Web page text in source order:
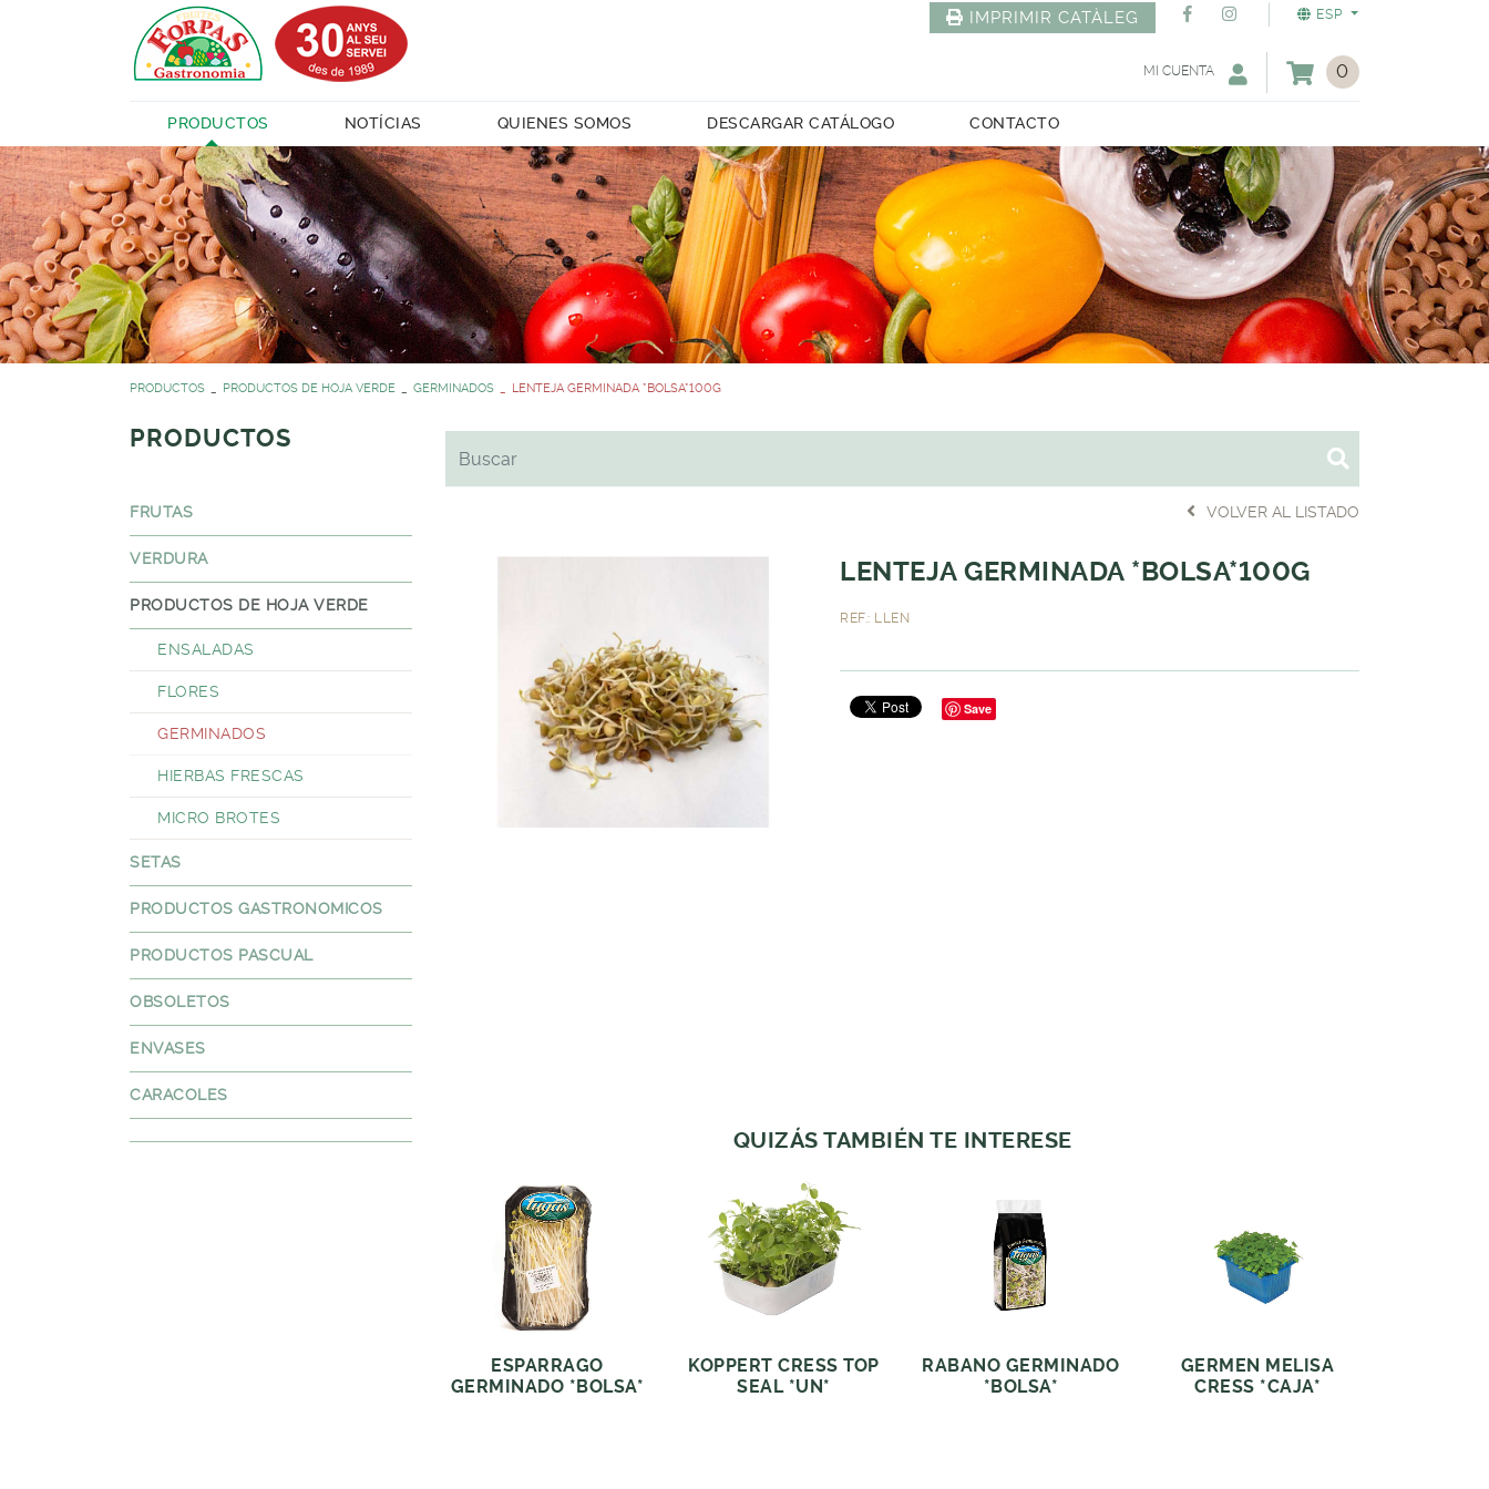
ESP
IMPRIMIR CATÀLEG
0
MI CUENTA
PRODUCTOS NOTÍCIAS QUIENES SOMOS DESCARGAR CATÁLOGO CONTACTO
PRODUCTOS PRODUCTOS DE HOJA VERDE GERMINADOS LENTEJA GERMINADA *BOLSA*100G
PRODUCTOS
FRUTAS
VERDURA
PRODUCTOS DE HOJA VERDE
ENSALADAS
FLORES
GERMINADOS
HIERBAS FRESCAS
MICRO BROTES
SETAS
PRODUCTOS GASTRONOMICOS
PRODUCTOS PASCUAL
OBSOLETOS
ENVASES
CARACOLES
VOLVER AL LISTADO
LENTEJA GERMINADA *BOLSA*100G
REF.: LLEN
Save
QUIZÁS TAMBIÉN TE INTERESE
ESPARRAGO
GERMINADO *BOLSA*
KOPPERT CRESS TOP
SEAL *UN*
RABANO GERMINADO
*BOLSA*
GERMEN MELISA
CRESS *CAJA*